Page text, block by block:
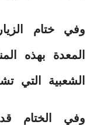
وفي ختام
المعدة بهذه
الشعبية التي
وفي الختام